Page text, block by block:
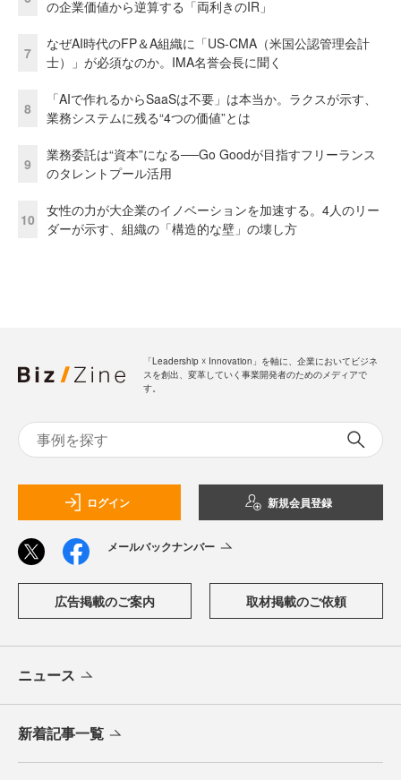
の企業価値から逆算する「両利きのIR」
7
なぜAI時代のFP＆A組織に「US-CMA（米国公認管理会計
士）」が必須なのか。IMA名誉会長に聞く
8
「AIで作れるからSaaSは不要」は本当か。ラクスが示す、
業務システムに残る“4つの価値”とは
9
業務委託は“資本”になる──Go Goodが目指すフリーランス
のタレントプール活用
10
女性の力が大企業のイノベーションを加速する。4人のリー
ダーが示す、組織の「構造的な壁」の壊し方
「Leadership ☓ Innovation」を軸に、企業においてビジネ
スを創出、変革していく事業開発者のためのメディアで
す。
ログイン 新規会員登録
メールバックナンバー
広告掲載のご案内 取材掲載のご依頼
ニュース
新着記事一覧